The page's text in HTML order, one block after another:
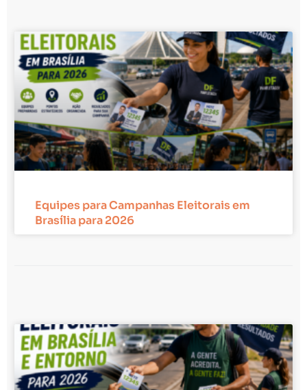
Equipes para Campanhas Eleitorais em
Brasília para 2026